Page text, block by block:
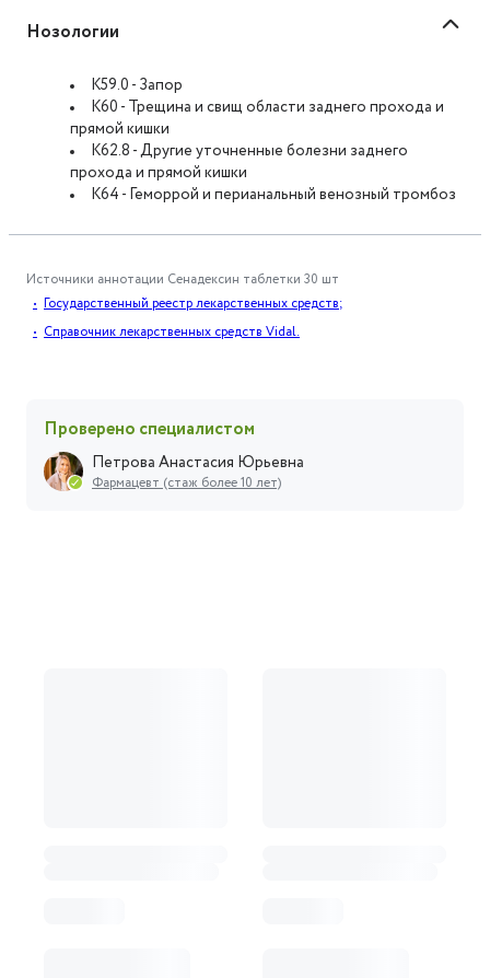
Нозологии
K59.0 - Запор
K60 - Трещина и свищ области заднего прохода и
прямой кишки
K62.8 - Другие уточненные болезни заднего
прохода и прямой кишки
K64 - Геморрой и перианальный венозный тромбоз
Источники аннотации Сенадексин таблетки 30 шт
Государственный реестр лекарственных средств;
Справочник лекарственных средств Vidal.
Проверено специалистом
Петрова Анастасия Юрьевна
Фармацевт (стаж более 10 лет)